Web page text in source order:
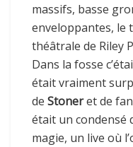
massifs, basse
enveloppantes, le
théâtrale de Riley
Dans la fosse
était vraiment
de Stoneret de
était un condensé
magie, un live où